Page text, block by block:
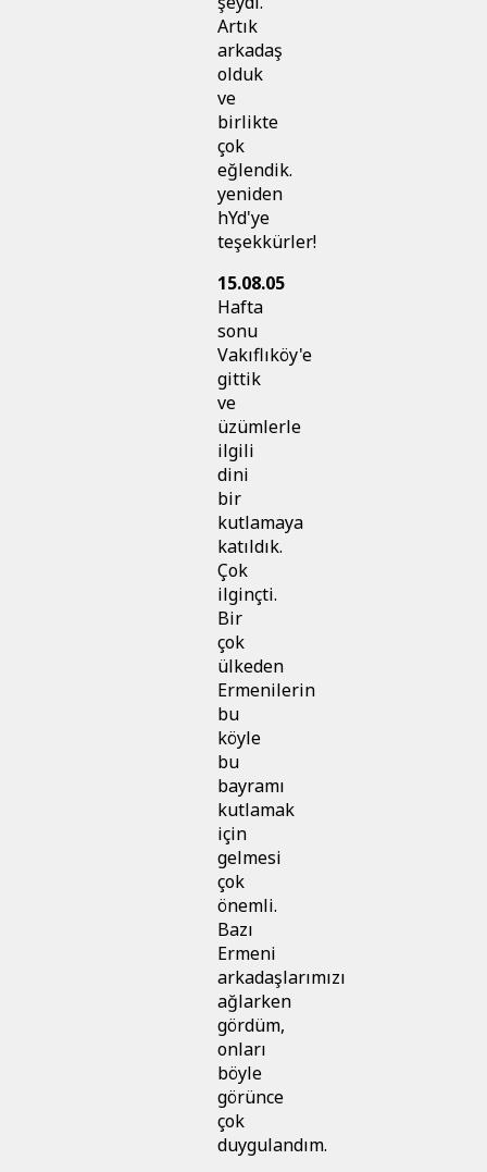
Artık
arkadaş
olduk
ve
birlikte
çok
eğlendik.
yeniden
hYd'ye
teşekkürler!
15.08.05
Hafta
sonu
Vakıflıköy'e
gittik
ve
üzümlerle
ilgili
dini
bir
kutlamaya
katıldık.
Çok
ilginçti.
Bir
çok
ülkeden
Ermenilerin
bu
köyle
bu
bayramı
kutlamak
için
gelmesi
çok
önemli.
Bazı
Ermeni
arkadaşlarımızı
ağlarken
gördüm,
onları
böyle
görünce
çok
duygulandım.